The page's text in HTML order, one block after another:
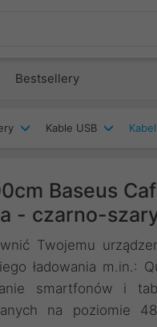
Bestsellery
Kable USB
Baseus
- czarno-
Twojemu
ładowania m.in.:
smartfonów i
na poziomie